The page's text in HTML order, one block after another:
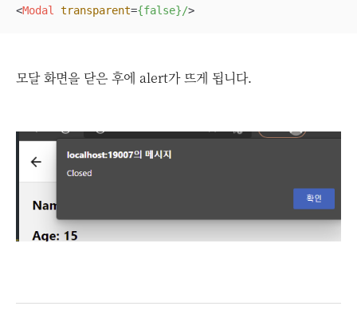
<Modal transparent={false}/>
모달 화면을 닫은 후에 alert가 뜨게 됩니다.